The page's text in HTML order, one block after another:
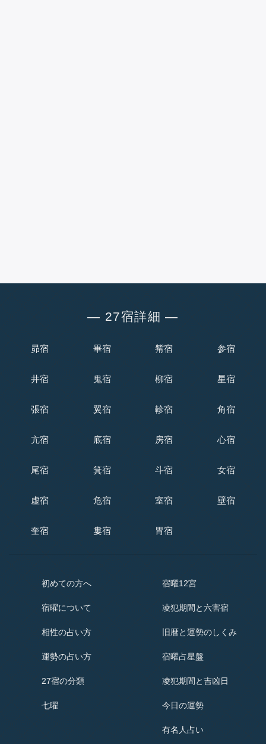
― 27宿詳細 ―
昴宿 畢宿 觜宿 参宿
井宿 鬼宿 柳宿 星宿
張宿 翼宿 軫宿 角宿
亢宿 底宿 房宿 心宿
尾宿 箕宿 斗宿 女宿
虚宿 危宿 室宿 壁宿
奎宿 婁宿 胃宿
初めての方へ
宿曜について
相性の占い方
運勢の占い方
27宿の分類
七曜
宿曜12宮
凌犯期間と六害宿
旧暦と運勢のしくみ
宿曜占星盤
凌犯期間と吉凶日
今日の運勢
有名人占い